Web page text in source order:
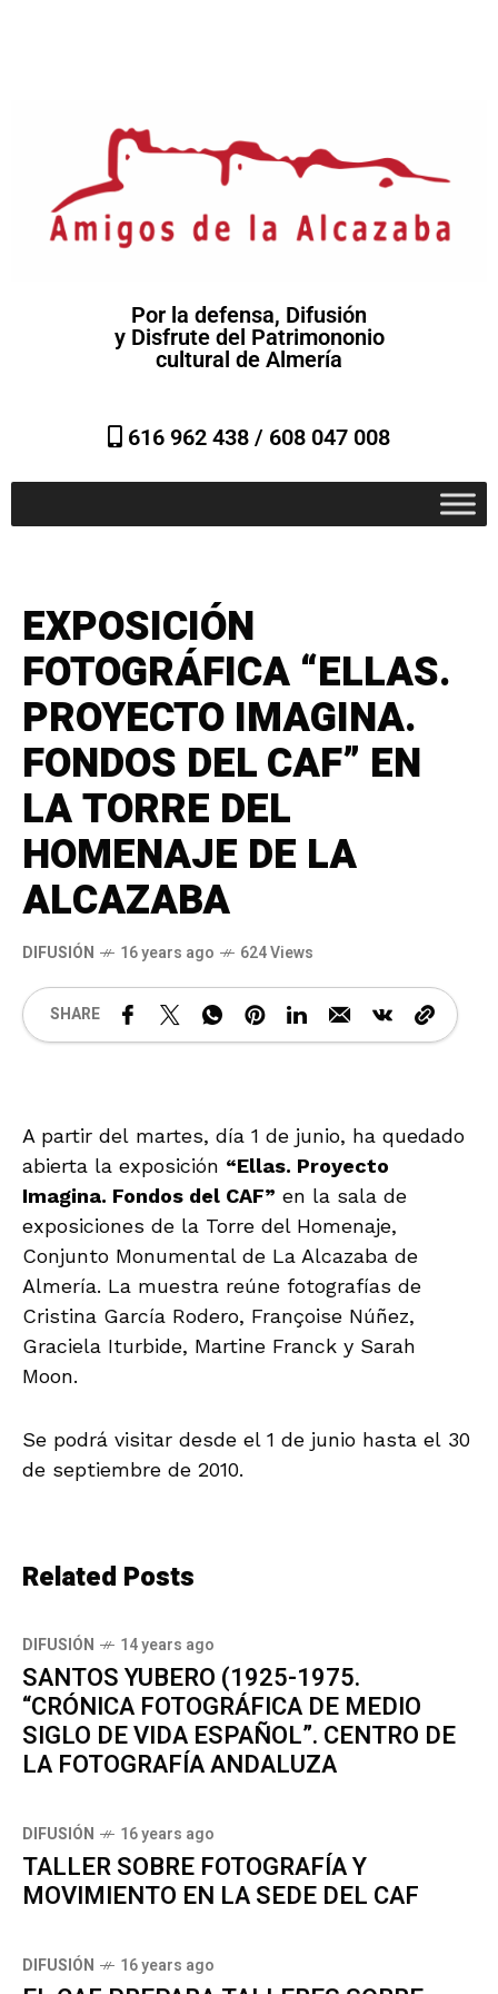
Por la defensa, Difusión
y Disfrute del Patrimononio
cultural de Almería
616 962 438 / 608 047 008
EXPOSICIÓN
FOTOGRÁFICA “ELLAS.
PROYECTO IMAGINA.
FONDOS DEL CAF” EN
LA TORRE DEL
HOMENAJE DE LA
ALCAZABA
DIFUSIÓN 16 years ago 624 Views
SHARE
A partir del martes, día 1 de junio, ha quedado
abierta la exposición “Ellas. Proyecto
Imagina. Fondos del CAF” en la sala de
exposiciones de la Torre del Homenaje,
Conjunto Monumental de La Alcazaba de
Almería. La muestra reúne fotografías de
Cristina García Rodero, Françoise Núñez,
Graciela Iturbide, Martine Franck y Sarah
Moon.
Se podrá visitar desde el 1 de junio hasta el 30
de septiembre de 2010.
Related Posts
DIFUSIÓN 14 years ago
SANTOS YUBERO (1925-1975.
“CRÓNICA FOTOGRÁFICA DE MEDIO
SIGLO DE VIDA ESPAÑOL”. CENTRO DE
LA FOTOGRAFÍA ANDALUZA
DIFUSIÓN 16 years ago
TALLER SOBRE FOTOGRAFÍA Y
MOVIMIENTO EN LA SEDE DEL CAF
DIFUSIÓN 16 years ago